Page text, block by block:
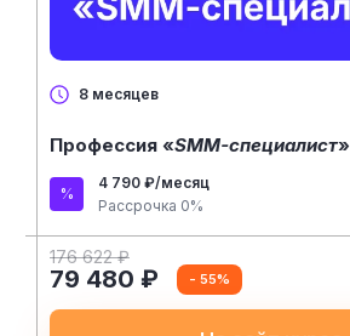
8 месяцев
Профессия «SMM-специалист»
4 790 ₽/месяц
Рассрочка 0%
176 622 ₽
79 480 ₽ - 55%